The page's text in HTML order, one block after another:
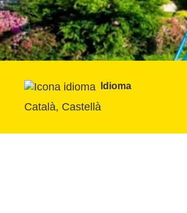
Idioma
Català, Castellà